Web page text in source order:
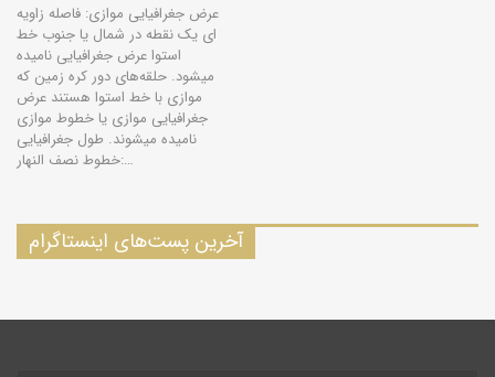
عرض جغرافیایی موازی: فاصله زاویه
ای یک نقطه در شمال یا جنوب خط
استوا عرض جغرافیایی نامیده
میشود. حلقه‌های دور کره زمین که
موازی با خط استوا هستند عرض
جغرافیایی موازی یا خطوط موازی
نامیده میشوند. طول جغرافیایی
خطوط نصف النهار:…
آخرین پست‌های اینستاگرام